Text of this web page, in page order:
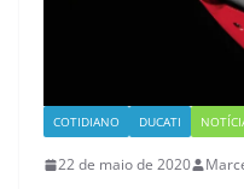
COTIDIANO DUCATI
22 de maio de 2020